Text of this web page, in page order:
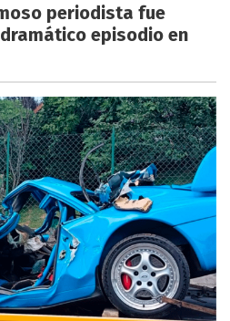
periodista fue
episodio en